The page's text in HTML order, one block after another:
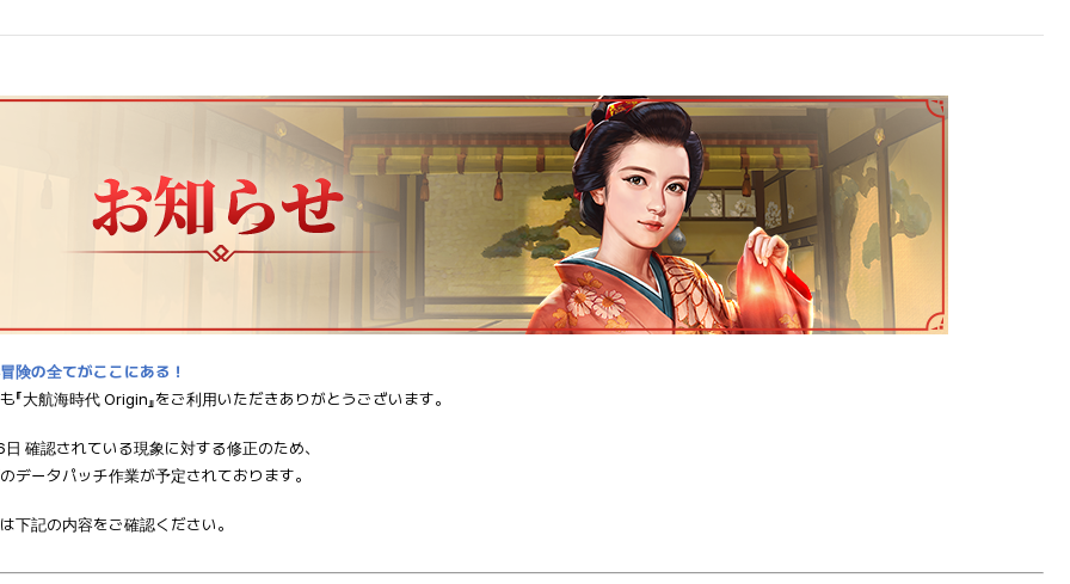
険の全てがここにある！
『大航海時代 Origin』をご利用いただきありがとうございます。
確認されている現象に対する修正のため、
データパッチ作業が予定されております。
下記の内容をご確認ください。